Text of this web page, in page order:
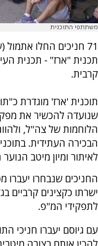
משתתפי התוכנית
71 חניכים החלו
תכנית "ארז" - תכנית
קרבית.
תוכנית 'ארז' מוגדרת
שנועדה להכשיר את
הלוחמות של צה"ל,
הבכירה העתידית.
לאיתור ומיון מיטב
החניכים שנבחרו יעברו
ישרתו כקצינים קרביים
לתפקידי המ"פ.
עם גיוסם יעברו חניכי